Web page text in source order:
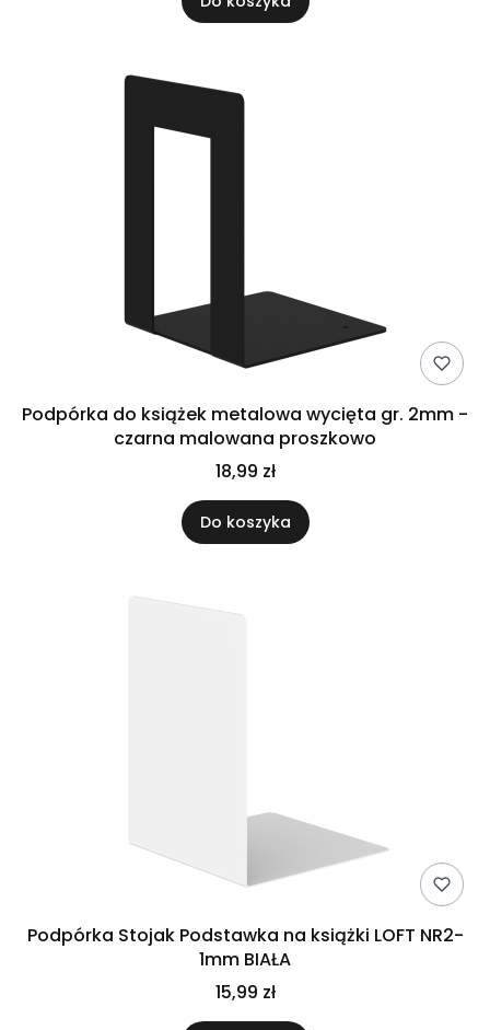
Podpórka do książek metalowa wycięta gr. 2mm -
czarna malowana proszkowo
18,99 zł
Do koszyka
Podpórka Stojak Podstawka na książki LOFT NR2-
1mm BIAŁA
15,99 zł